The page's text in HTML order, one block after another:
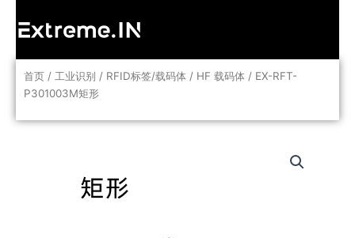
首页 / 工业识别 / RFID标签/载码体 / HF 载码体 / EX-RFT-
P301003M矩形